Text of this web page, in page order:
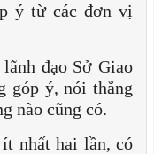
ý từ các đơn vị
đạo Sở Giao
góp ý, nói thẳng
nào cũng có.
nhất hai lần, có